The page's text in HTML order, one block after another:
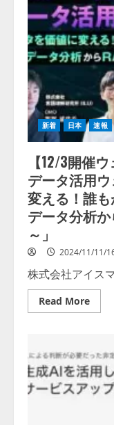
ム
「
Bull
2024
ジ
ャ
ン・
フ
ァ
イ
ナ
ル
ー
ム
開
発
者
向
け
AI
SaaS
ラ
ッ
ト
フ
ォ
ム
「ai
and
イ
ア
ン
ド）
式
版
を
リ
リ
ー
ス
新着 日本 速報
【12/3開催
データ活用
変える！誰
データ分析
～」
2024/11/11/
株式会社アイス
Read MoreRead
more
ウ
ェ
ビ
ナ
ー】